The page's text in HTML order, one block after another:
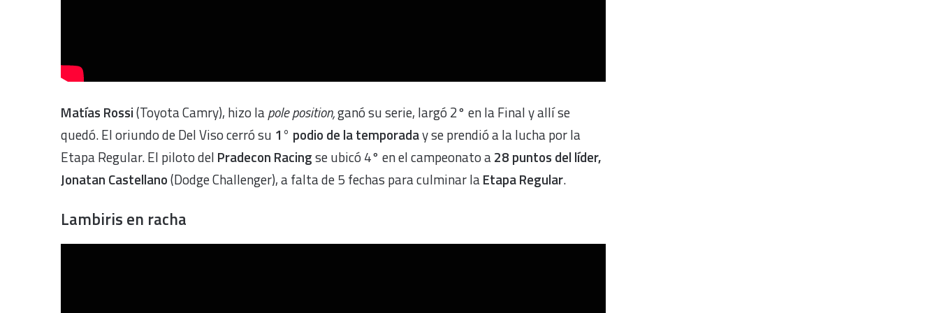
Matías Rossi(Toyota Camry), hizo lapole position,ganó su serie, largó 2° en la Final y allí se
quedó. El oriundo de Del Viso cerró su 1° podio de la temporaday se prendió a la lucha por la
Etapa Regular. El piloto del Pradecon Racingse ubicó 4° en el campeonato a28 puntos del líder,
Jonatan Castellano(Dodge Challenger), a falta de 5 fechas para culminar laEtapa Regular.
Lambiris en racha